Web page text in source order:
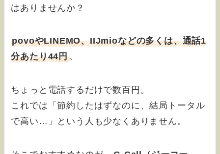
はありませんか？
povoやLINEMO、IIJmioなどの多くは、通話1
分あたり44円。
ちょっと電話するだけで数百円。
これでは「節約したはずなのに、結局トータル
で高い…」という人も少なくありません。